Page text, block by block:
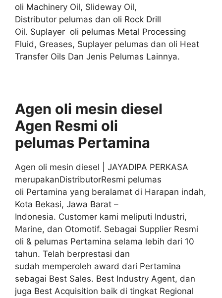
oli Machinery Oil, Slideway Oil,
Distributor pelumas dan oli Rock Drill
Oil. Suplayer oli pelumas Metal Processing
Fluid, Greases, Suplayer pelumas dan oli Heat
Transfer Oils Dan Jenis Pelumas Lainnya.
Agen oli mesin diesel
Agen Resmi oli
pelumas Pertamina
Agen oli mesin diesel | JAYADIPA PERKASA
merupakanDistributorResmi pelumas
oli Pertamina yang beralamat di Harapan indah,
Kota Bekasi, Jawa Barat –
Indonesia. Customer kami meliputi Industri,
Marine, dan Otomotif. Sebagai Supplier Resmi
oli & pelumas Pertamina selama lebih dari 10
tahun. Telah berprestasi dan
sudah memperoleh award dari Pertamina
sebagai Best Sales. Best Industry Agent, dan
juga Best Acquisition baik di tingkat Regional